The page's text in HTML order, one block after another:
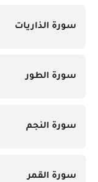
سورة الذاريات
سورة الطور
سورة النجم
سورة القمر